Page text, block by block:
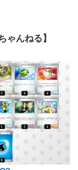
ゃんねる】